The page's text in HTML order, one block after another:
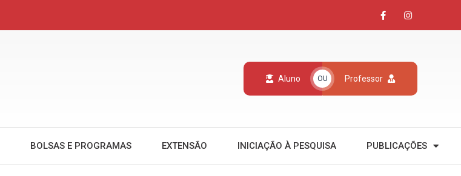
Aluno OU Professor
BOLSAS E PROGRAMAS EXTENSÃO INICIAÇÃO À PESQUISA PUBLICAÇÕES